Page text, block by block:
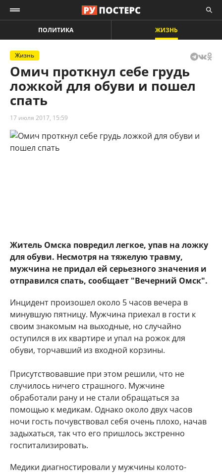
ПОЛИТИКА ЖИЗНЬ
Жизнь
Омич проткнул себе грудь
ложкой для обуви и пошел
спать
17 июля 2017, 15:59
Житель Омска повредил легкое, упав на ложку
для обуви. Несмотря на тяжелую травму,
мужчина не придал ей серьезного значения и
отправился спать, сообщает "Вечерний Омск".
Инцидент произошел около 5 часов вечера в
минувшую пятницу. Мужчина приехал в гости к
своим знакомым на выходные, но случайно
оступился в их квартире и упал на рожок для
обуви, торчавший из входной корзины.
Присутствовавшие при этом решили, что не
случилось ничего страшного. Мужчине
обработали рану и не стали обращаться за
помощью к медикам. Однако около двух часов
ночи гость почувствовал себя очень плохо, начав
задыхаться, так что его пришлось экстренно
госпитализировать.
Медики диагностировали у мужчины колото-